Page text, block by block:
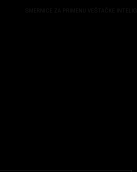
SMERNICE ZA PRIMENU VEŠTAČKE